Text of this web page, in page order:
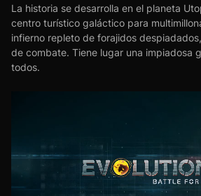
La historia se desarrolla en el planeta
centro turístico galáctico para
infierno repleto de forajidos
de combate. Tiene lugar una impiadosa
todos.